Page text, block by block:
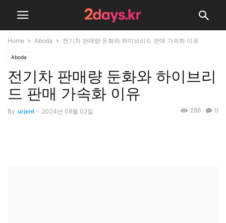
Home Aboda 전기차 판매량 둔화와 하이브리드 판매 가속화 이유
Aboda
전기차 판매량 둔화와 하이브리
드 판매 가속화 이유
By urjent - 2024년 08월 02일 0
286